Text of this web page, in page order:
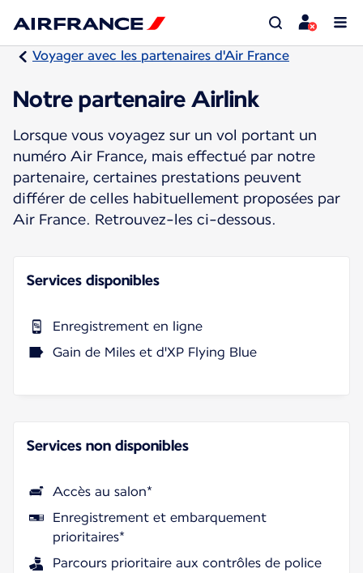
Voyager avec les partenaires d'Air France
Notre partenaire Airlink
Lorsque vous voyagez sur un vol portant un
numéro Air France, mais effectué par notre
partenaire, certaines prestations peuvent
différer de celles habituellement proposées par
Air France. Retrouvez-les ci-dessous.
Services disponibles
Enregistrement en ligne
Gain de Miles et d'XP Flying Blue
Services non disponibles
Accès au salon*
Enregistrement et embarquement
prioritaires*
Parcours prioritaire aux contrôles de police